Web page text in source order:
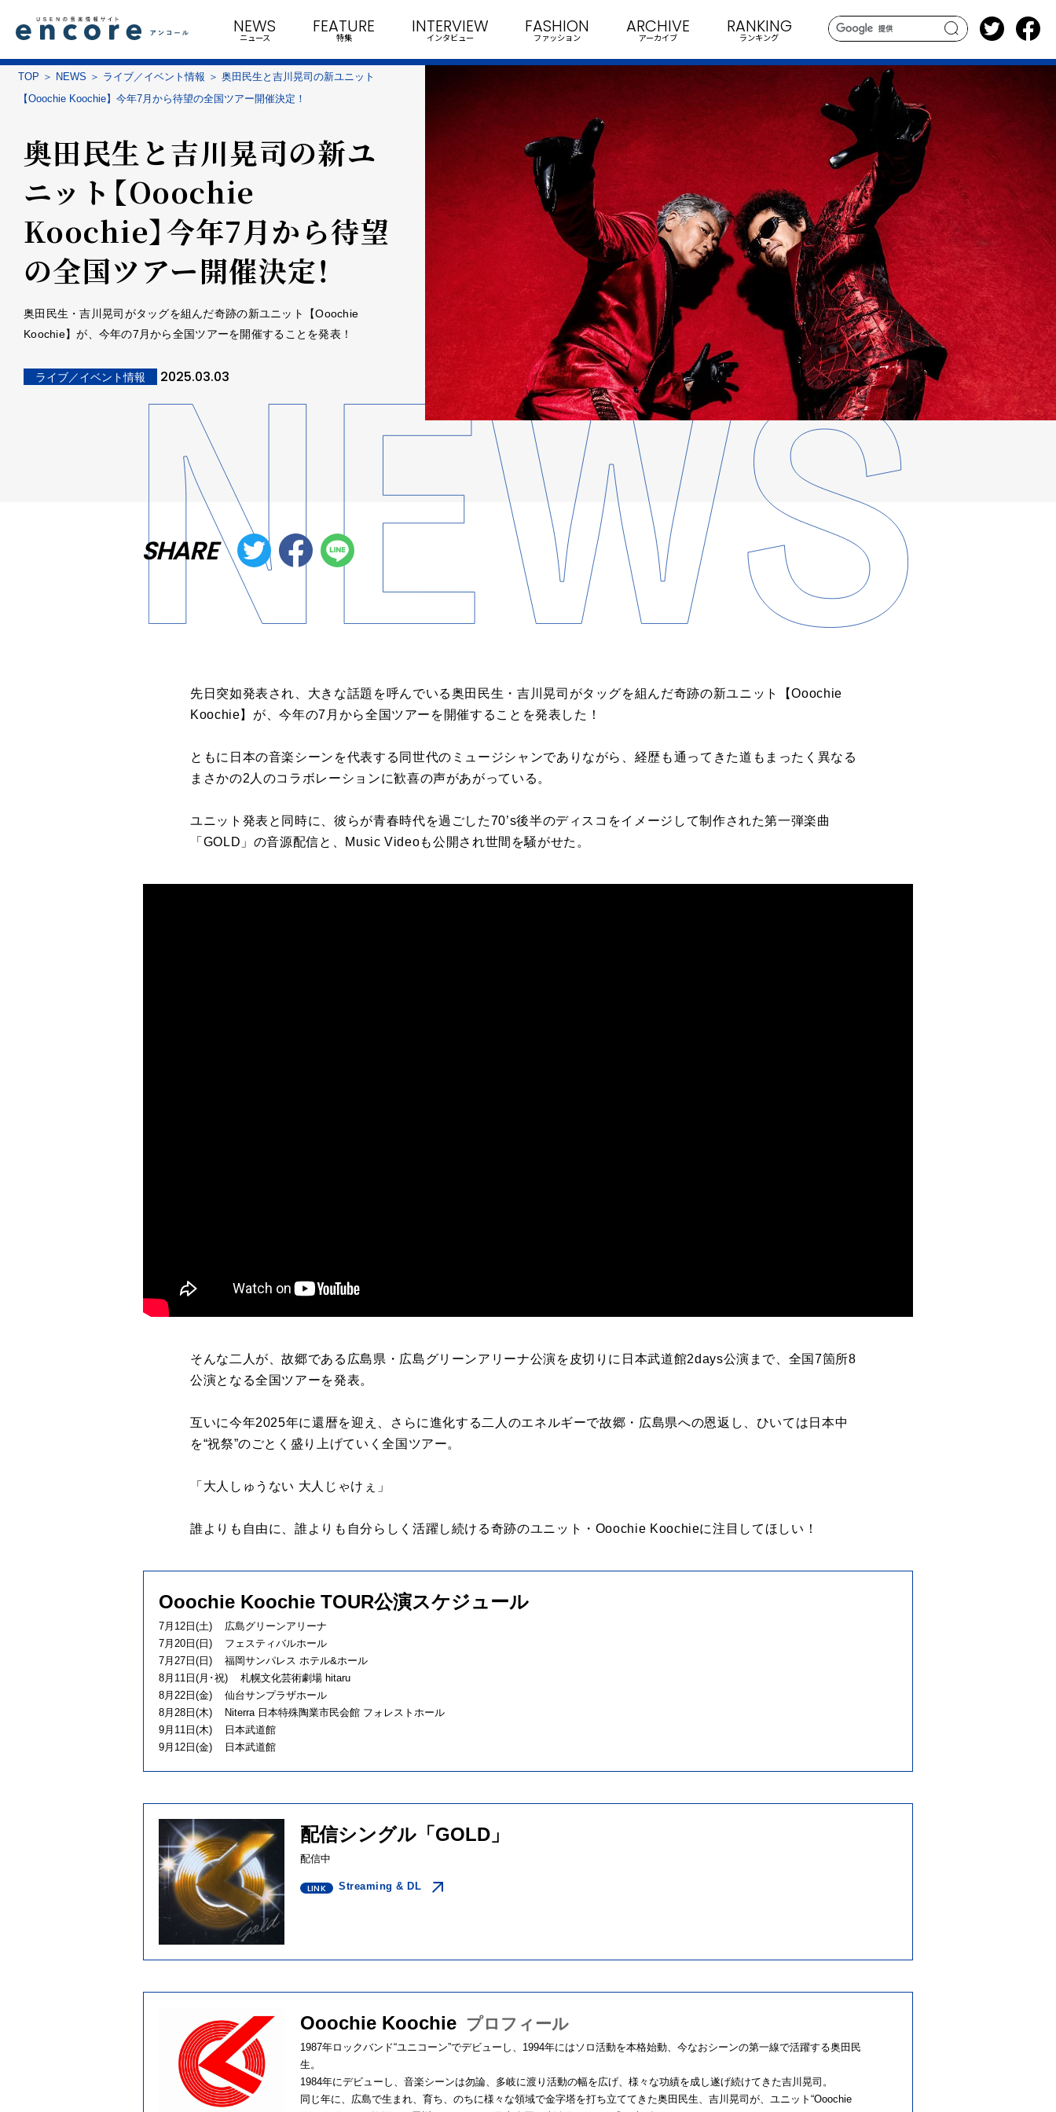
search
NEWS
ニュース
FEATURE
特集
INTERVIEW
インタビュー
FASHION
ファッション
ARCHIVE
アーカイブ
RANKING
ランキング
TOP NEWS ライブ／イベント情報
奥田民生と吉川晃司の新ユニット
【Ooochie Koochie】今年7月から待望の全国ツアー開催決定！
奥田民生と吉川晃司の新ユ
ニット【Ooochie
Koochie】今年7月から待望
の全国ツアー開催決定！
奥田民生・吉川晃司がタッグを組んだ奇跡の新ユニット【Ooochie
Koochie】が、今年の7月から全国ツアーを開催することを発表！
ライブ／イベント情報 2025.03.03
SHARE
先日突如発表され、大きな話題を呼んでいる奥田民生・吉川晃司がタッグを組んだ奇跡の新ユニット【Ooochie
Koochie】が、今年の7月から全国ツアーを開催することを発表した！
ともに日本の音楽シーンを代表する同世代のミュージシャンでありながら、経歴も通ってきた道もまったく異なる
まさかの2人のコラボレーションに歓喜の声があがっている。
ユニット発表と同時に、彼らが青春時代を過ごした70’s後半のディスコをイメージして制作された第一弾楽曲
「GOLD」の音源配信と、Music Videoも公開され世間を騒がせた。
そんな二人が、故郷である広島県・広島グリーンアリーナ公演を皮切りに日本武道館2days公演まで、全国7箇所8
公演となる全国ツアーを発表。
互いに今年2025年に還暦を迎え、さらに進化する二人のエネルギーで故郷・広島県への恩返し、ひいては日本中
を“祝祭”のごとく盛り上げていく全国ツアー。
「大人しゅうない 大人じゃけぇ」
誰よりも自由に、誰よりも自分らしく活躍し続ける奇跡のユニット・Ooochie Koochieに注目してほしい！
Ooochie Koochie TOUR公演スケジュール
7月12日(土) 広島グリーンアリーナ
7月20日(日) フェスティバルホール
7月27日(日) 福岡サンパレス ホテル&ホール
8月11日(月･祝) 札幌文化芸術劇場 hitaru
8月22日(金) 仙台サンプラザホール
8月28日(木) Niterra 日本特殊陶業市民会館 フォレストホール
9月11日(木) 日本武道館
9月12日(金) 日本武道館
配信シングル「GOLD」
配信中
Streaming & DL
Ooochie Koochie プロフィール
1987年ロックバンド“ユニコーン”でデビューし、1994年にはソロ活動を本格始動、今なおシーンの第一線で活躍する奥田民
生。
1984年にデビューし、音楽シーンは勿論、多岐に渡り活動の幅を広げ、様々な功績を成し遂げ続けてきた吉川晃司。
同じ年に、広島で生まれ、育ち、のちに様々な領域で金字塔を打ち立ててきた奥田民生、吉川晃司が、ユニット“Ooochie